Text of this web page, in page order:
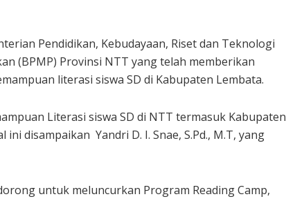
Pendidikan, Kebudayaan, Riset dan Teknologi
(BPMP) Provinsi NTT yang telah memberikan
literasi siswa SD di Kabupaten Lembata.
Literasi siswa SD di NTT termasuk Kabupaten
disampaikan Yandri D. I. Snae, S.Pd., M.T, yang
untuk meluncurkan Program Reading Camp,